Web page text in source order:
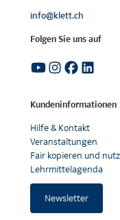
info@klett.ch
Folgen Sie uns auf
Kundeninformationen
Hilfe & Kontakt
Veranstaltungen
Fair kopieren und
Lehrmittelagenda
Newsletter